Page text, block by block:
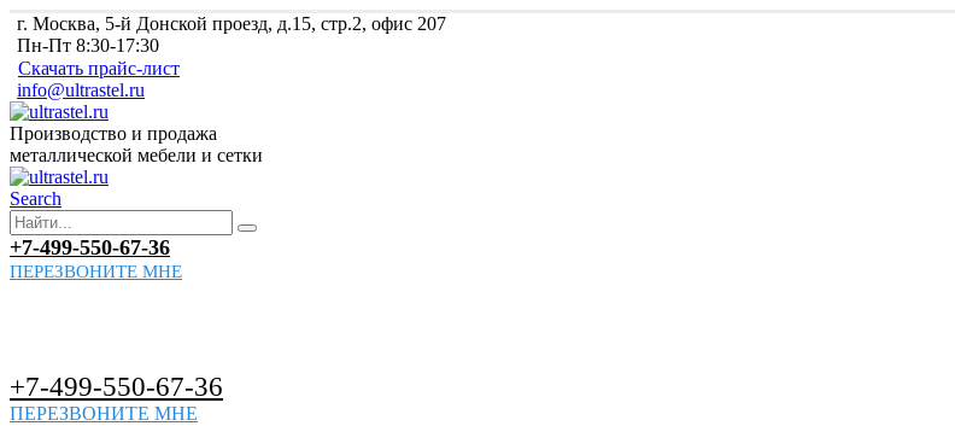
г. Москва, 5-й Донской проезд, д.15, стр.2, офис 207
Пн-Пт 8:30-17:30
Скачать прайс-лист
info@ultrastel.ru
Производство и продажа
металлической мебели и сетки
Search
+7-499-550-67-36
ПЕРЕЗВОНИТЕ МНЕ
+7-499-550-67-36
ПЕРЕЗВОНИТЕ МНЕ